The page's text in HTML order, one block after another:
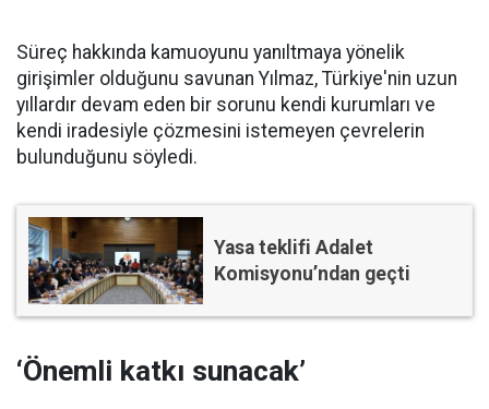
Süreç hakkında kamuoyunu yanıltmaya yönelik
girişimler olduğunu savunan Yılmaz, Türkiye'nin uzun
yıllardır devam eden bir sorunu kendi kurumları ve
kendi iradesiyle çözmesini istemeyen çevrelerin
bulunduğunu söyledi.
Yasa teklifi Adalet
Komisyonu’ndan geçti
‘Önemli katkı sunacak’